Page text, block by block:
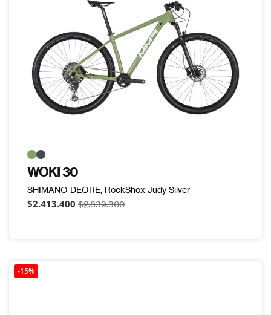
WOKI 30
SHIMANO DEORE, RockShox Judy Silver
$2.413.400 $2.839.300
-15%